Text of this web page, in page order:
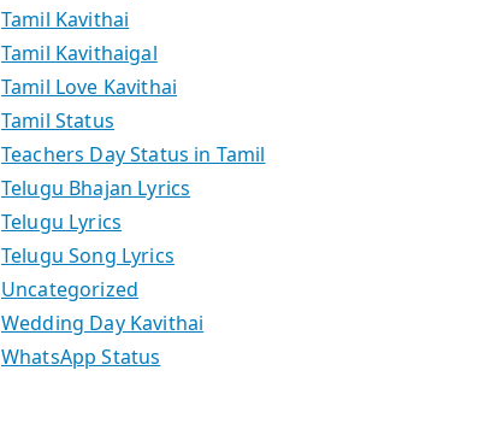
Tamil Kavithai
Tamil Kavithaigal
Tamil Love Kavithai
Tamil Status
Teachers Day Status in Tamil
Telugu Bhajan Lyrics
Telugu Lyrics
Telugu Song Lyrics
Uncategorized
Wedding Day Kavithai
WhatsApp Status